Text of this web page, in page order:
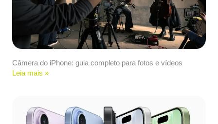
Câmera do iPhone: guia completo para fotos e vídeos
Leia mais »